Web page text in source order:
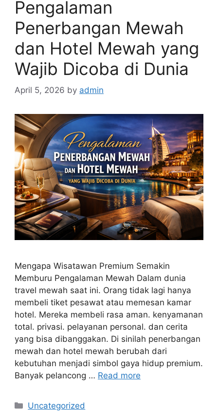
Pengalaman
Penerbangan Mewah
dan Hotel Mewah yang
Wajib Dicoba di Dunia
April 5, 2026 by admin
Mengapa Wisatawan Premium Semakin
Memburu Pengalaman Mewah Dalam dunia
travel mewah saat ini. Orang tidak lagi hanya
membeli tiket pesawat atau memesan kamar
hotel. Mereka membeli rasa aman. kenyamanan
total. privasi. pelayanan personal. dan cerita
yang bisa dibanggakan. Di sinilah penerbangan
mewah dan hotel mewah berubah dari
kebutuhan menjadi simbol gaya hidup premium.
Banyak pelancong … Read more
Categories
Uncategorized